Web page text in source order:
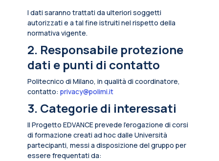
I dati saranno trattati da ulteriori soggetti
autorizzati e a tal fine istruiti nel rispetto della
normativa vigente.
2. Responsabile protezione
dati e punti di contatto
Politecnico di Milano, in qualità di coordinatore,
contatto: privacy@polimi.it
3. Categorie di interessati
Il Progetto EDVANCE prevede l’erogazione di corsi
di formazione creati ad hoc dalle Università
partecipanti, messi a disposizione del gruppo per
essere frequentati da: